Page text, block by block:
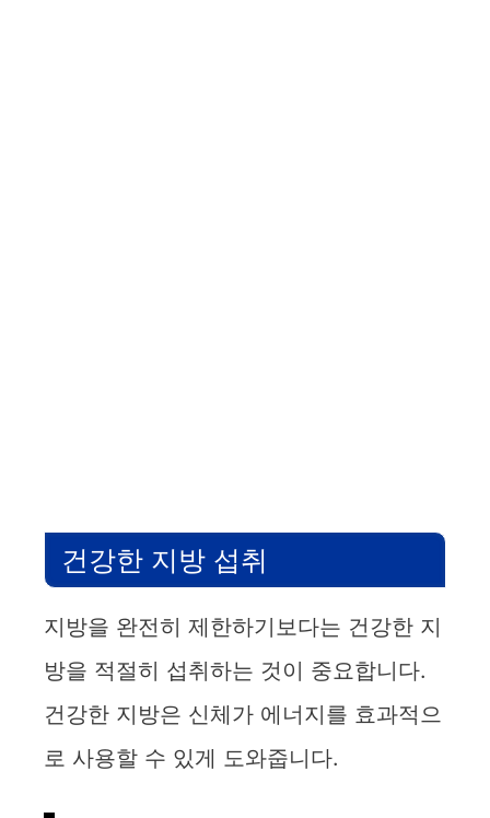
건강한 지방 섭취
지방을 완전히 제한하기보다는 건강한 지
방을 적절히 섭취하는 것이 중요합니다.
건강한 지방은 신체가 에너지를 효과적으
로 사용할 수 있게 도와줍니다.